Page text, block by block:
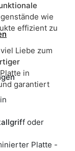
wie
effizient zu
Liebe zum
in
garantiert
f oder
Platte -